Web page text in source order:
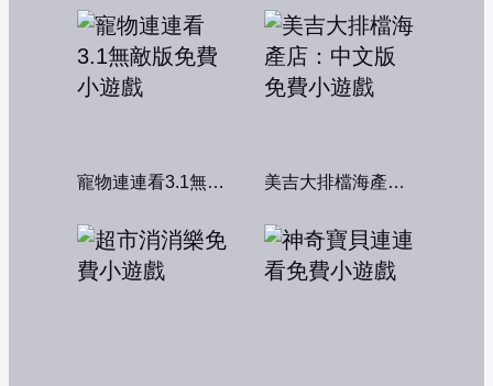
寵物連連看3.1無敵版 美吉大排檔海產店：中文版